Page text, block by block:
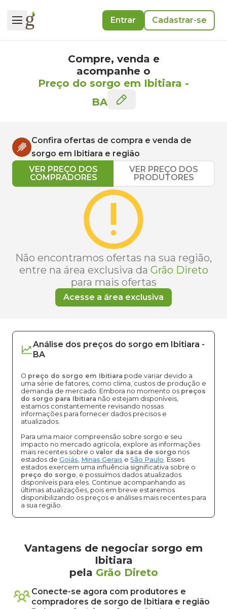
Entrar Cadastrar-se
Compre, venda e
acompanhe o
Preço do sorgo em Ibitiara -
BA
Confira ofertas de compra e venda de
sorgo em Ibitiara e região
VER PREÇO DOS
COMPRADORES
VER PREÇO DOS
PRODUTORES
Não encontramos ofertas na sua região,
entre na área exclusiva da Grão Direto
para mais ofertas
Acesse a área exclusiva
Análise dos preços do sorgo em Ibitiara -
BA
O preço do sorgo em Ibitiara pode variar devido a
uma série de fatores, como clima, custos de produção e
demanda de mercado. Embora no momento os preços
do sorgo para Ibitiara não estejam disponíveis,
estamos constantemente revisando nossas
informações para fornecer dados precisos e
atualizados.
Para uma maior compreensão sobre sorgo e seu
impacto no mercado agrícola, explore as informações
mais recentes sobre o valor da saca de sorgo nos
estados de Goiás, Minas Gerais e São Paulo. Esses
estados exercem uma influência significativa sobre o
preço do sorgo, e possuímos dados atualizados
disponíveis para eles. Continue acompanhando as
últimas atualizações, pois em breve estaremos
disponibilizando os preços e análises mais recentes para
a sua região.
Vantagens de negociar sorgo em
Ibitiara
pela Grão Direto
Conecte-se agora com produtores e
compradores de sorgo de Ibitiara e região